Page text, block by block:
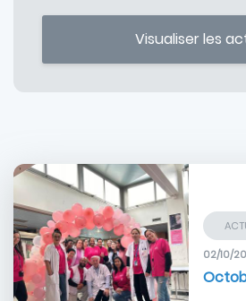
Image
02/10/